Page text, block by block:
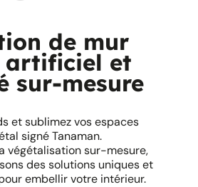
de mur
artificiel et
sur-mesure
et sublimez vos espaces
signé Tanaman.
végétalisation sur-mesure,
des solutions uniques et
embellir votre intérieur.